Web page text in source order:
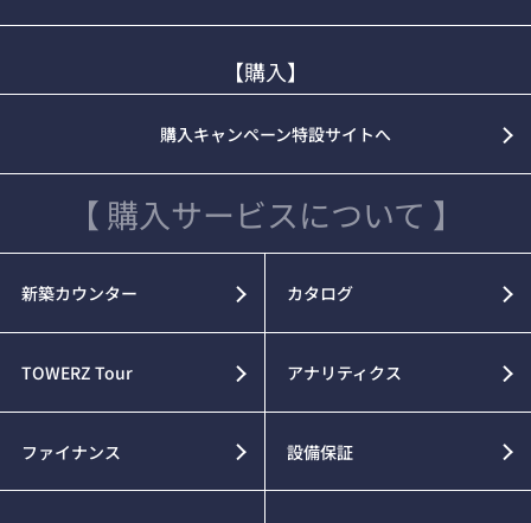
【購入】
購入キャンペーン特設サイトへ
【 購入サービスについて 】
新築カウンター カタログ
TOWERZ Tour アナリティクス
ファイナンス 設備保証